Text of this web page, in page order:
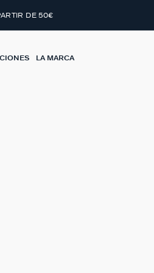
DE 50€
LA MARCA